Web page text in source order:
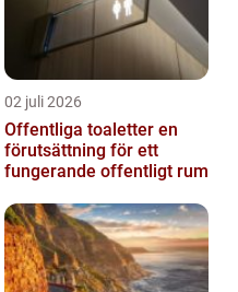
02 juli 2026
Offentliga toaletter en
förutsättning för ett
fungerande offentligt rum